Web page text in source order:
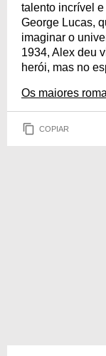
talento incrível
George Lucas,
imaginar o
1934, Alex deu
herói, mas no
Os maiores
COPIAR